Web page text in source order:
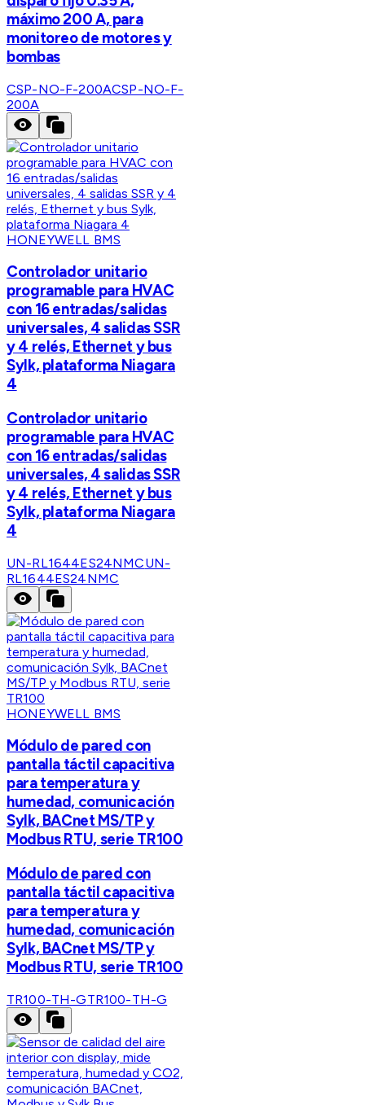
máximo 200 A, para
monitoreo de motores y
bombas
CSP-NO-F-200ACSP-NO-F-
200A
HONEYWELL BMS
Controlador unitario
programable para HVAC
con 16 entradas/salidas
universales, 4 salidas SSR
y 4 relés, Ethernet y bus
Sylk, plataforma Niagara
4
Controlador unitario
programable para HVAC
con 16 entradas/salidas
universales, 4 salidas SSR
y 4 relés, Ethernet y bus
Sylk, plataforma Niagara
4
UN-RL1644ES24NMCUN-
RL1644ES24NMC
HONEYWELL BMS
Módulo de pared con
pantalla táctil capacitiva
para temperatura y
humedad, comunicación
Sylk, BACnet MS/TP y
Modbus RTU, serie TR100
Módulo de pared con
pantalla táctil capacitiva
para temperatura y
humedad, comunicación
Sylk, BACnet MS/TP y
Modbus RTU, serie TR100
TR100-TH-GTR100-TH-G